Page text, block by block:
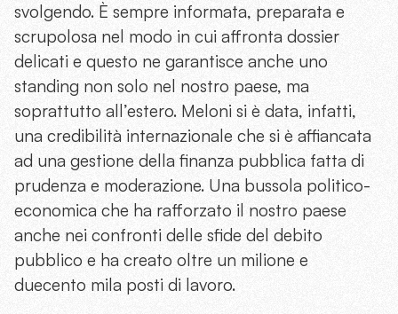
svolgendo. È sempre informata, preparata e
scrupolosa nel modo in cui affronta dossier
delicati e questo ne garantisce anche uno
standing non solo nel nostro paese, ma
soprattutto all’estero. Meloni si è data, infatti,
una credibilità internazionale che si è affiancata
ad una gestione della finanza pubblica fatta di
prudenza e moderazione. Una bussola politico-
economica che ha rafforzato il nostro paese
anche nei confronti delle sfide del debito
pubblico e ha creato oltre un milione e
duecento mila posti di lavoro.